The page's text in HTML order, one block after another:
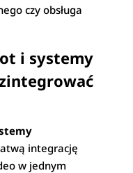
czy obsługa
i systemy
integrację
w jednym